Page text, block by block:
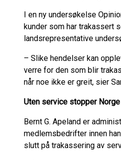
I en ny undersøkelse
kunder som har trakassert
landsrepresentative
– Slike hendelser kan
verre for den som blir
når noe ikke er greit, sier
Uten service stopper Norge
Bernt G. Apeland er
medlemsbedrifter innen
slutt på trakassering av